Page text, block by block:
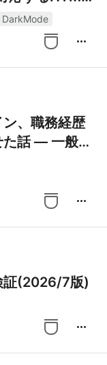
DarkMode
more_horiz
、職務経歴
た話 — 一般公
more_horiz
証(2026/7版)
more_horiz